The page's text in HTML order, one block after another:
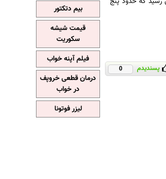
پسندیدم 0
بیم دتکتور
قیمت شیشه
سکوریت
فیلم آپنه خواب
درمان قطعی خروپف
در خواب
لیزر فوتونا